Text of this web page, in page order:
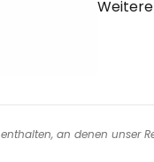
an denen unser